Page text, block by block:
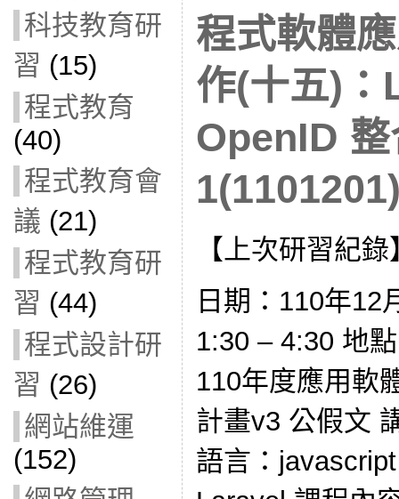
科技教育研
習 (15)
程式教育
(40)
程式教育會
議 (21)
程式教育研
習 (44)
程式設計研
習 (26)
網站維運
(152)
程式軟體
作(十五)
OpenID
【上次研習紀錄
日期：110年12
1:30 – 4:30 地
110年度應用軟
計畫v3 公假文
語言：